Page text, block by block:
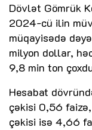
Dövlət Gömrük
2024-cü ilin
müqayisədə
milyon dollar,
9,8 min ton
Hesabat
çəkisi 0,56 faizə,
çəkisi isə 4,66